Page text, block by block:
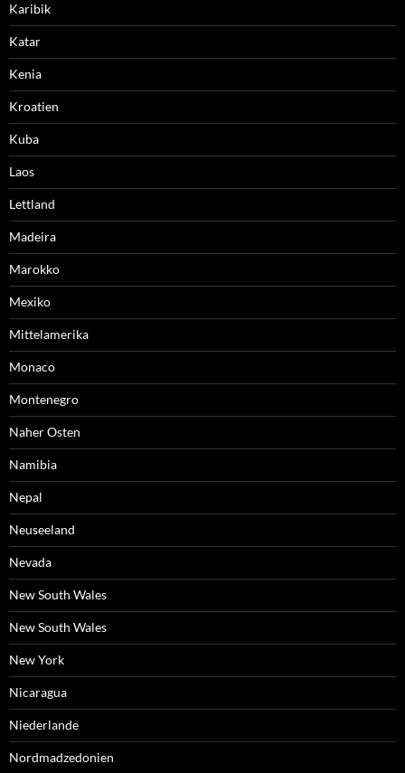
Karibik
Katar
Kenia
Kroatien
Kuba
Laos
Lettland
Madeira
Marokko
Mexiko
Mittelamerika
Monaco
Montenegro
Naher Osten
Namibia
Nepal
Neuseeland
Nevada
New South Wales
New South Wales
New York
Nicaragua
Niederlande
Nordmadzedonien